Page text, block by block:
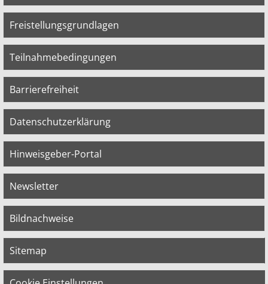
Freistellungsgrundlagen
Teilnahmebedingungen
Barrierefreiheit
Datenschutzerklärung
Hinweisgeber-Portal
Newsletter
Bildnachweise
Sitemap